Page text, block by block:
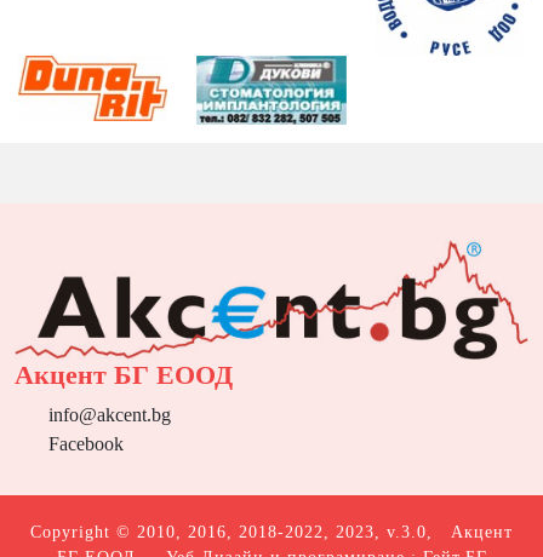
Акцент БГ ЕООД
info@akcent.bg
Facebook
Copyright © 2010, 2016, 2018-2022, 2023, v.3.0, Акцент